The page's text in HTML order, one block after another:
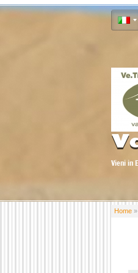
Vieni in
Home »